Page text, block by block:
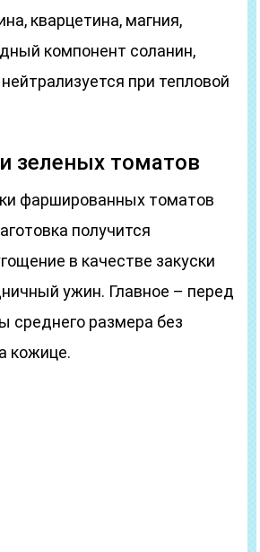
кварцетина, магния,
компонент соланин,
при тепловой
зеленых томатов
фаршированных томатов
получится
в качестве закуски
ужин. Главное – перед
среднего размера без
кожице.